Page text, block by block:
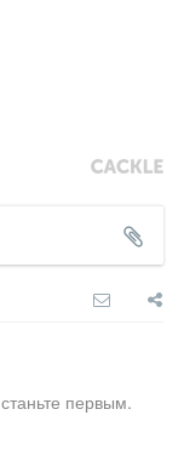
первым.